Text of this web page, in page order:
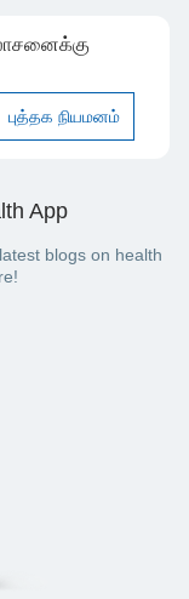
புத்தக நியமனம்
App
blogs on health